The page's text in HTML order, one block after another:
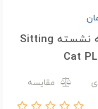
فیگور گربه نشسته Sitting
Cat
مقایسه